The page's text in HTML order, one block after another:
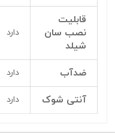
قابلیت
نصب سان
شیلد
دارد
ضدآب دارد
آنتی شوک دارد